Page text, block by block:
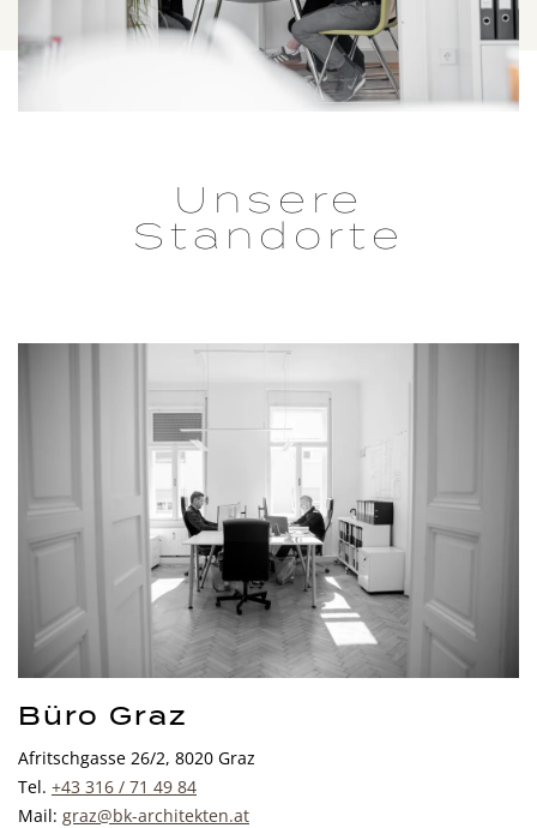
Unsere
Standorte
Büro Graz
Afritschgasse 26/2, 8020 Graz
Tel. +43 316 / 71 49 84
Mail: graz@bk-architekten.at